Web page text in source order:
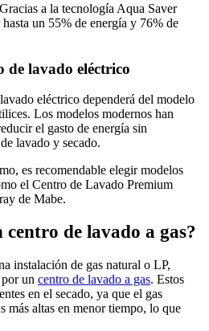
a la tecnología Aqua Saver
un 55% de energía y 76% de
de lavado eléctrico
eléctrico dependerá del modelo
Los modelos modernos han
el gasto de energía sin
lavado y secado.
es recomendable elegir modelos
el Centro de Lavado Premium
de Mabe.
de lavado a gas?
instalación de gas natural o LP,
un centro de lavado a gas. Estos
en el secado, ya que el gas
más altas en menor tiempo, lo que